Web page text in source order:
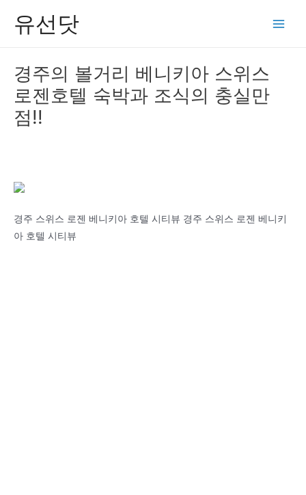
유선닷
경주의 볼거리 베니키아 스위스
로젠호텔 숙박과 조식의 충실만
점!!
경주 스위스 로젠 베니키아 호텔 시티뷰 경주 스위스 로젠 베니키
아 호텔 시티뷰